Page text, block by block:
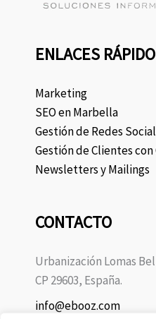
ENLACES
Marketing
SEO en Marbella
Gestión de Redes
Gestión de Clientes con
Newsletters y Mailings
CONTACTO
Urbanización Lomas
CP 29603, España.
info@ebooz.com